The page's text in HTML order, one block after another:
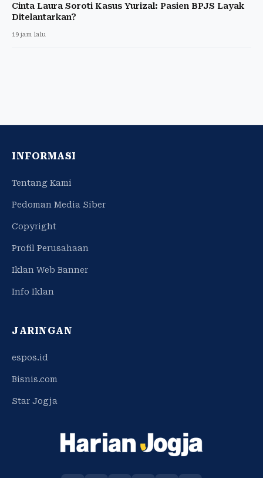
Cinta Laura Soroti Kasus Yurizal: Pasien BPJS Layak
Ditelantarkan?
19 jam lalu
INFORMASI
Tentang Kami
Pedoman Media Siber
Copyright
Profil Perusahaan
Iklan Web Banner
Info Iklan
JARINGAN
espos.id
Bisnis.com
Star Jogja